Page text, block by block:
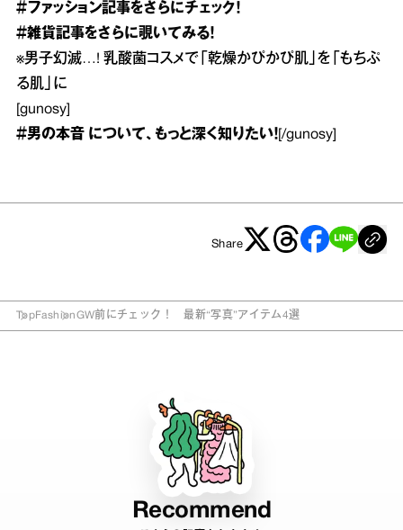
＃ファッション記事をさらにチェック！
＃雑貨 記事をさらに覗いてみる！
※男子幻滅…! 乳酸菌コスメで「乾燥かぴかぴ肌」を「もちぷ
る肌」に
[gunosy]
＃男の本音 について、もっと深く知りたい！ [/gunosy]
Share
TopFashionGW前にチェック！ 最新“写真”アイテム4選
Recommend